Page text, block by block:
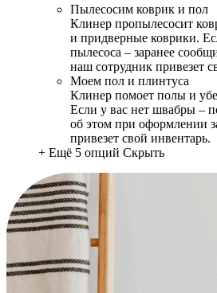
Пылесосим коврик и пол
Клинер пропылесосит
и придверные коврики.
пылесоса – заранее
наш сотрудник привезет
Моем пол и плинтуса
Клинер помоет полы и
Если у вас нет швабры –
об этом при оформлении
привезет свой инвентарь.
+ Ещё 5 опций Скрыть